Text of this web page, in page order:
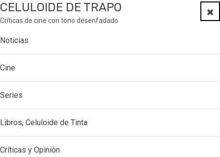
CELULOIDE DE TRAPO
Críticas de cine con tono desenfadado
Noticias
Cine
Series
Libros, Celuloide de Tinta
Críticas y Opinión